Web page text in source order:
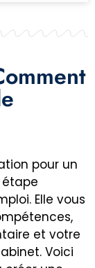
pour un
Elle vous
et votre
Voici